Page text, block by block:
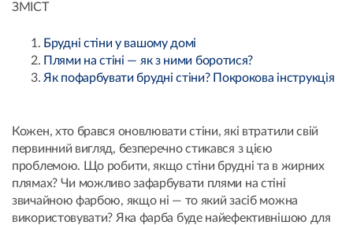
ЗМІСТ
Брудні стіни у вашому домі
Плями на стіні — як з ними боротися?
Як пофарбувати брудні стіни? Покрокова інструкція
Кожен, хто брався оновлювати стіни, які втратили свій
первинний вигляд, безперечно стикався з цією
проблемою. Що робити, якщо стіни брудні та в жирних
плямах? Чи можливо зафарбувати плями на стіні
звичайною фарбою, якщо ні — то який засіб можна
використовувати? Яка фарба буде найефективнішою для